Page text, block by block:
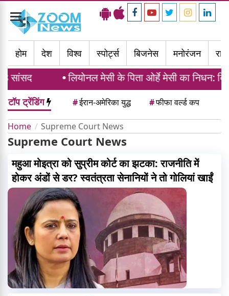
Toggle
navigation
होम
देश विश्व स्पोर्ट्स बिजनेस मनोरंजन
लियोनल मेसी के पिता ओर्हे मेसी का निधन: दिग्गज
टॉप ट्रेंडिंग #ईरान-अमेरिका युद्ध #फीफा वर्ल्ड कप
Home Supreme Court News
Supreme Court News
महुआ मोइत्रा को सुप्रीम कोर्ट का झटका: राजनीति में
होकर अंडों से डर? स्वतंत्रता सेनानियों ने तो गोलियां खाईं